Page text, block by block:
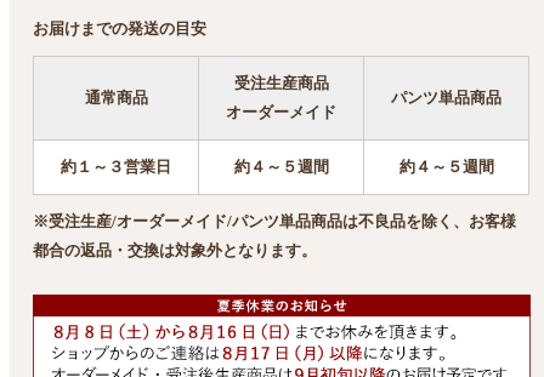
お届けまでの発送の目安
通常商品
受注生産商品
オーダーメイド
パンツ単品商品
約１～３営業日 約４～５週間 約４～５週間
※受注生産/オーダーメイド/パンツ単品商品は不良品を除く、お客様
都合の返品・交換は対象外となります。